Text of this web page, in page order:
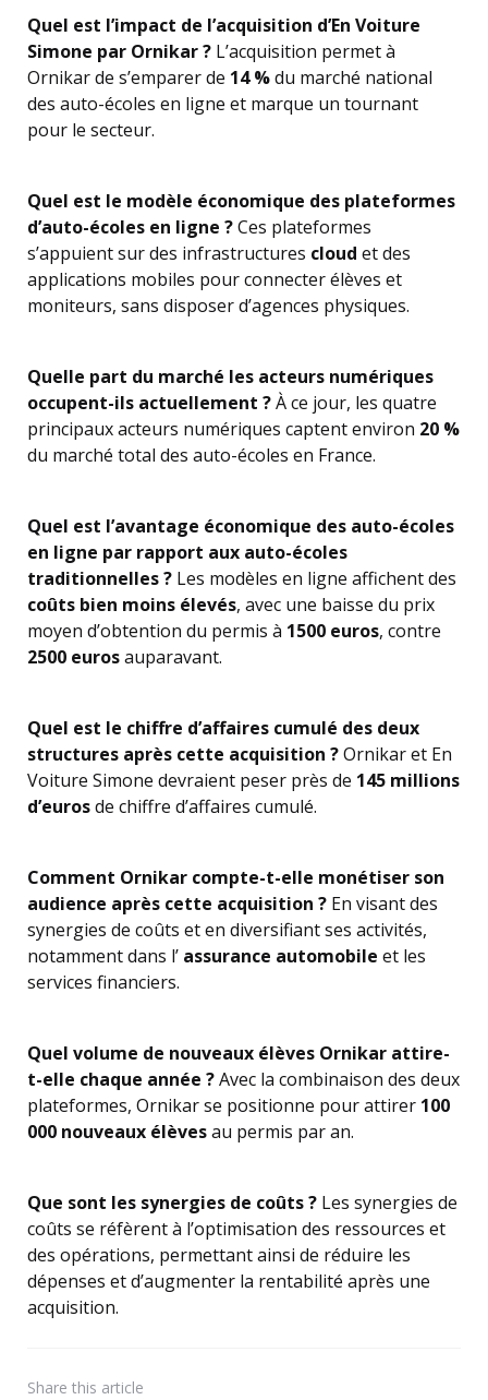
Quel est l’impact de l’acquisition d’En Voiture
Simone par Ornikar ? L’acquisition permet à
Ornikar de s’emparer de 14 %du marché national
des auto-écoles en ligne et marque un tournant
pour le secteur.
Quel est le modèle économique des plateformes
d’auto-écoles en ligne ?Ces plateformes
s’appuient sur des infrastructures cloud et des
applications mobiles pour connecter élèves et
moniteurs, sans disposer d’agences physiques.
Quelle part du marché les acteurs numériques
occupent-ils actuellement ?À ce jour, les quatre
principaux acteurs numériques captent environ 20 %
du marché total des auto-écoles en France.
Quel est l’avantage économique des auto-écoles
en ligne par rapport aux auto-écoles
traditionnelles ? Les modèles en ligne affichent des
coûts bien moins élevés, avec une baisse du prix
moyen d’obtention du permis à 1500 euros, contre
2500 eurosauparavant.
Quel est le chiffre d’affaires cumulé des deux
structures après cette acquisition ?Ornikar et En
Voiture Simone devraient peser près de 145 millions
d’eurosde chiffre d’affaires cumulé.
Comment Ornikar compte-t-elle monétiser son
audience après cette acquisition ? En visant des
synergies de coûts et en diversifiant ses activités,
notamment dans l’ assurance automobile et les
services financiers.
Quel volume de nouveaux élèves Ornikar attire-
t-elle chaque année ?Avec la combinaison des deux
plateformes, Ornikar se positionne pour attirer 100
000 nouveaux élèvesau permis par an.
Que sont les synergies de coûts ? Les synergies de
coûts se réfèrent à l’optimisation des ressources et
des opérations, permettant ainsi de réduire les
dépenses et d’augmenter la rentabilité après une
acquisition.
Share this article